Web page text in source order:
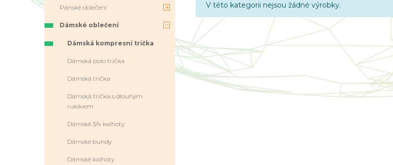
Pánské oblečení
Dámské oblečení
Dámská kompresní trička
Dámská polo trička
Dámská trička
Dámská trička s dlouhým
rukávem
Dámské 3/4 kalhoty
Dámské bundy
Dámské kalhoty
V této kategorii nejsou žádné výrobky.